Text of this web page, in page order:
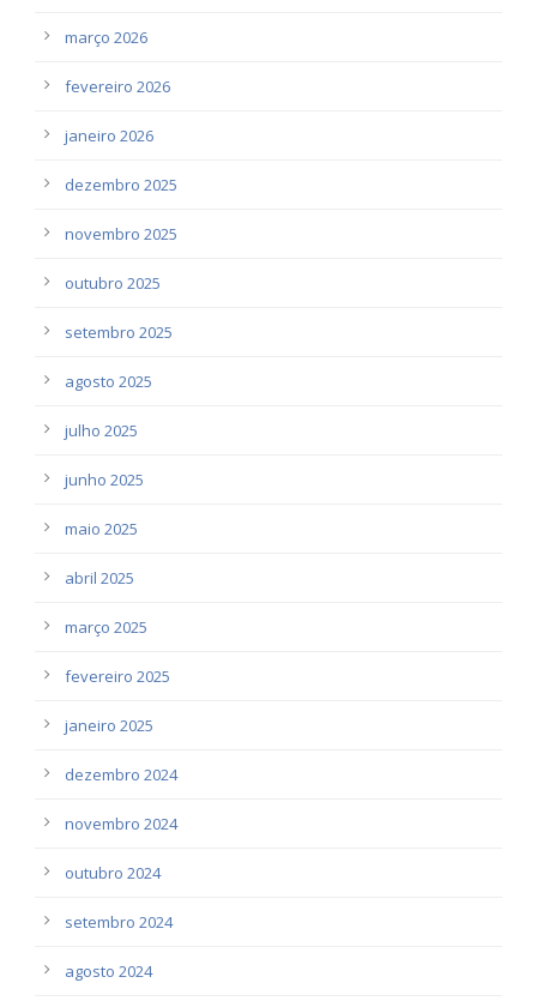
março 2026
fevereiro 2026
janeiro 2026
dezembro 2025
novembro 2025
outubro 2025
setembro 2025
agosto 2025
julho 2025
junho 2025
maio 2025
abril 2025
março 2025
fevereiro 2025
janeiro 2025
dezembro 2024
novembro 2024
outubro 2024
setembro 2024
agosto 2024